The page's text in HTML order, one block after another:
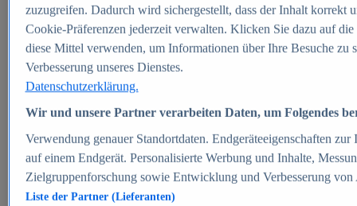
Zum Report
E-commerce
Beliebte Statistiken
Aktuelle Statistiken
E-Commerce - Entwicklung des Umsatzes in
Deutschland 1999-2025
Umsatz von Amazon in Deutschland und weltweit
2010-2025
B2C-E-Commerce: Top-50 Online Shops in
Deutschland 2024
Marktanteile von Online-Zahlungsverfahren in
Deutschland 2024
Umsatzstarke Warengruppen im Online-Handel in
Deutschland 2023-2025
zuzugreifen. Dadurch wird sichergestellt, dass der Inhalt korrekt
Cookie-Präferenzen jederzeit verwalten. Klicken Sie dazu auf
diese Mittel verwenden, um Informationen über Ihre Besuche
Verbesserung unseres Dienstes.
Datenschutzerklärung.
Wir und unsere Partner verarbeiten Daten, um Folgendes
Verwendung genauer Standortdaten. Endgeräteeigenschaften
auf einem Endgerät. Personalisierte Werbung und Inhalte,
Zielgruppenforschung sowie Entwicklung und Verbesserung von
Liste der Partner (Lieferanten)